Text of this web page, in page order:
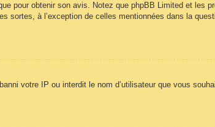
pour obtenir son avis. Notez que phpBB Limited et les
sortes, à l’exception de celles mentionnées dans la
votre IP ou interdit le nom d’utilisateur que vous